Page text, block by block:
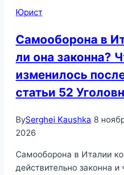
Юрист
Самооборона в
ли она законна?
изменилось
статьи 52
BySerghei Kaushka 8
2026
Самооборона в Италии
действительно законна и